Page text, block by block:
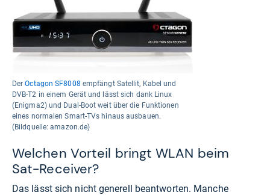
DerOctagon SF8008 empfängt Satellit, Kabel und
DVB-T2 in einem Gerät und lässt sich dank Linux
(Enigma2) und Dual-Boot weit über die Funktionen
eines normalen Smart-TVs hinaus ausbauen.
(Bildquelle: amazon.de)
Welchen Vorteil bringt WLAN beim
Sat-Receiver?
Das lässt sich nicht generell beantworten. Manche